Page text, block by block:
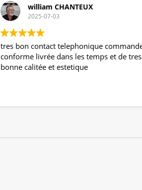
william CHANTEUX
2025-07-03
tres bon contact telephonique commande
conforme livrée dans les temps et de tres
bonne calitée et estetique